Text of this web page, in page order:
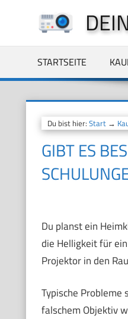
springen
STARTSEITE
Du bist hier: Start→
GIBT ES
Du planst ein
die Helligkeit für
Projektor in den
Typische Probleme
falschem Objektiv